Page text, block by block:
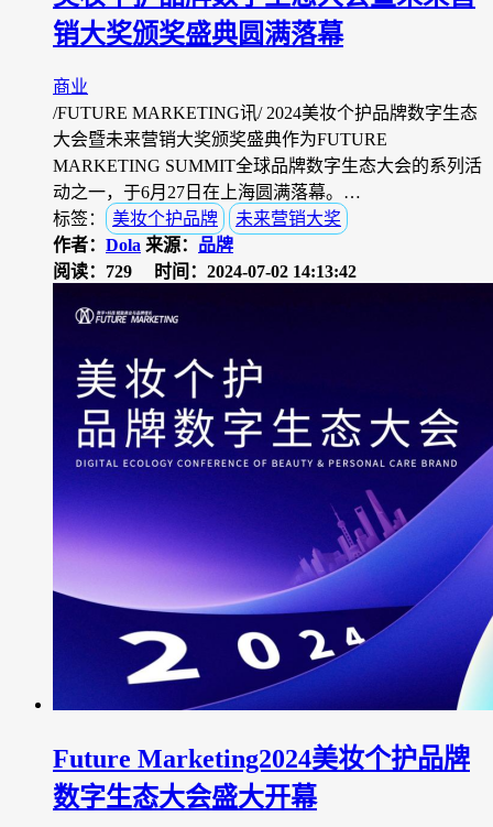
销大奖颁奖盛典圆满落幕
商业
/FUTURE MARKETING讯/ 2024美妆个护品牌数字生态
大会暨未来营销大奖颁奖盛典作为FUTURE
MARKETING SUMMIT全球品牌数字生态大会的系列活
动之一，于6月27日在上海圆满落幕。…
标签：
美妆个护品牌
未来营销大奖
作者： Dola 来源： 品牌
阅读：729
时间：2024-07-02 14:13:42
Future Marketing2024美妆个护品牌
数字生态大会盛大开幕